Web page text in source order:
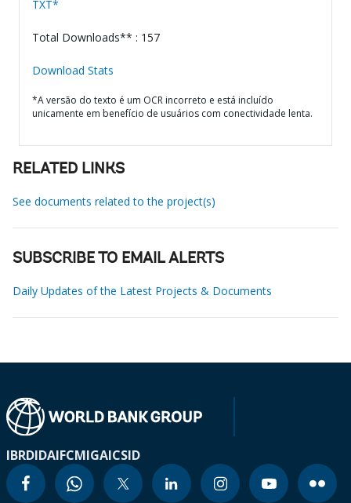
TXT*
Total Downloads** : 157
Download Stats
*A versão do texto é um OCR incorreto e está incluído
unicamente em benefício de usuários com conectividade lenta.
RELATED LINKS
See documents related to the project(s)
SUBSCRIBE TO EMAIL ALERTS
Daily Updates of the Latest Projects & Documents
IBRDIDAIFCMIGAICSID